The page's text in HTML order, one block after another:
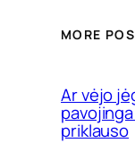
MORE
Ar vėjo
priklauso